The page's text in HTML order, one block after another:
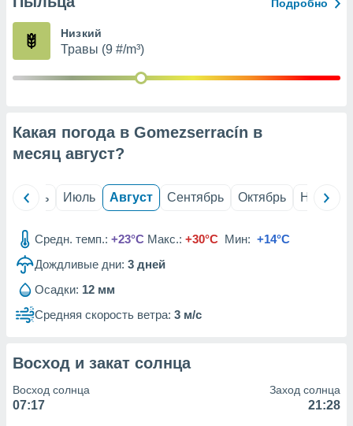
из
рекламы
сведения
Подробно
Низкий
Травы (9 #/m³)
Какая погода в Gomezserracín в
месяц август?
Июнь Июль Август Сентябрь Октябрь Ноябрь
Средн. темп.: +23°C Макс.: +30°C Мин: +14°C
Дождливые дни: 3 дней
Осадки: 12 мм
Средняя скорость ветра: 3 м/с
Восход и закат солнца
Восход солнца
07:17
Заход солнца
21:28